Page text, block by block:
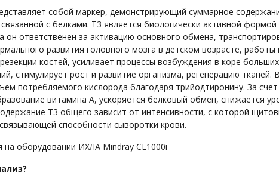
собой маркер, демонстрирующий суммарное
с белками. Т3 является биологически активной
ответственен за активацию основного обмена,
развития головного мозга в детском возрасте,
костей, усиливает процессы возбуждения в коре
стимулирует рост и развитие организма, регенерацию тканей.
потребляемого кислорода благодаря трийодтиронину. За
витамина А, ускоряется белковый обмен, снижается
Т3 общего зависит от интенсивности, с которой
способности сыворотки крови.
на оборудовании ИХЛА Mindray CL1000i